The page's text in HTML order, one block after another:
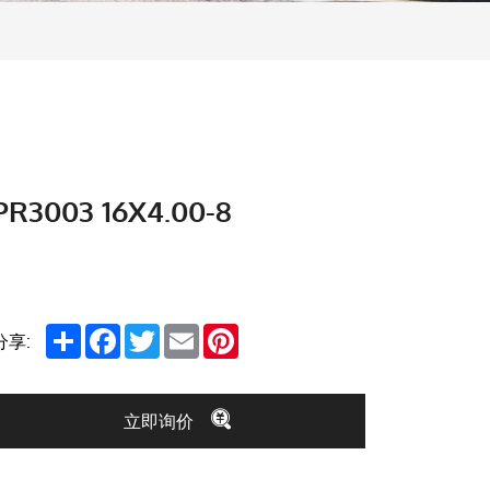
16X4.00-8
享: Share FacebookTwitterEmail
立即询价